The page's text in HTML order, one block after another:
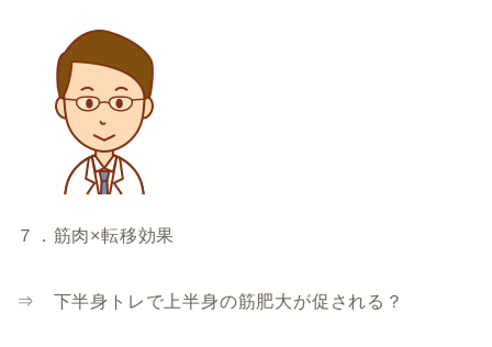
７．筋肉×転移効果
⇒ 下半身トレで上半身の筋肥大が促される？